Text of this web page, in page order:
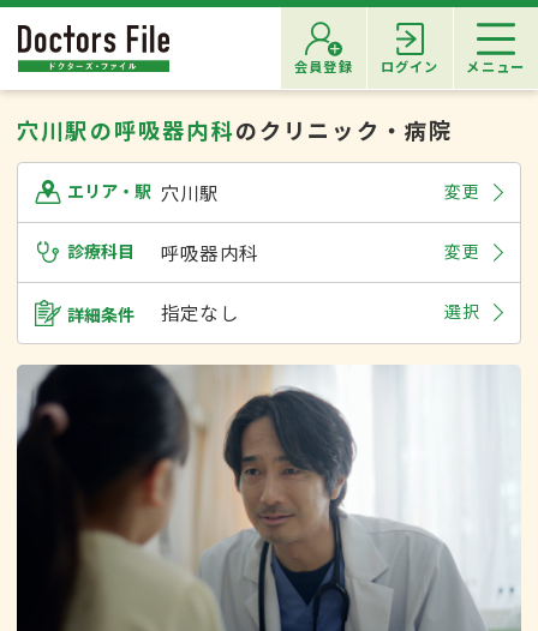
会員登録 ログイン メニュー
穴川駅の呼吸器内科のクリニック・病院
エリア・駅 穴川駅 変更
診療科目 呼吸器内科 変更
詳細条件 指定なし 選択